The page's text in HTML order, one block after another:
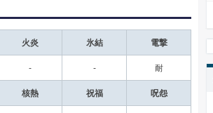
火炎 氷結 電撃
‐ ‐ 耐
核熱 祝福 呪怨